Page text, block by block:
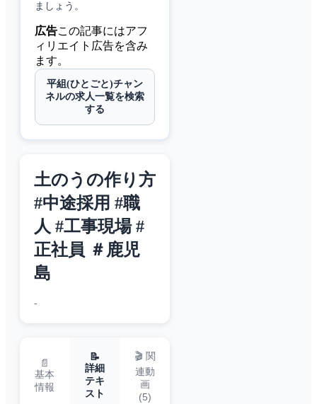
ましょう。
広告この記事にはアフ
ィリエイト広告を含み
ます。
平組(ひとごと)チャン
ネルの求人一覧を検索
する
土のうの作り方
#中途採用 #職
人 #工事現場 #
正社員 ＃鹿児
島
-
📄
基本
情報
📝
詳細
テキ
スト
🎬 関
連動
画
(5)